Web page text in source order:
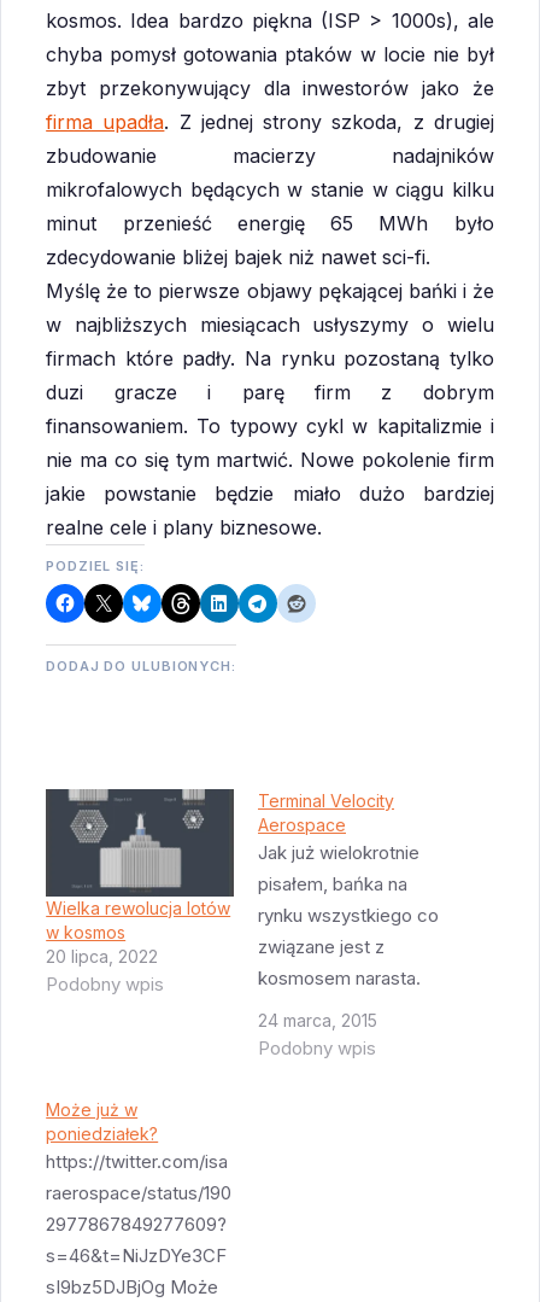
kosmos. Idea bardzo piękna (ISP > 1000s), ale
chyba pomysł gotowania ptaków w locie nie był
zbyt przekonywujący dla inwestorów jako że
firma upadła. Z jednej strony szkoda, z drugiej
zbudowanie macierzy nadajników
mikrofalowych będących w stanie w ciągu kilku
minut przenieść energię 65 MWh było
zdecydowanie bliżej bajek niż nawet sci-fi.
Myślę że to pierwsze objawy pękającej bańki i że
w najbliższych miesiącach usłyszymy o wielu
firmach które padły. Na rynku pozostaną tylko
duzi gracze i parę firm z dobrym
finansowaniem. To typowy cykl w kapitalizmie i
nie ma co się tym martwić. Nowe pokolenie firm
jakie powstanie będzie miało dużo bardziej
realne cele i plany biznesowe.
PODZIEL SIĘ:
DODAJ DO ULUBIONYCH:
Wielka rewolucja lotów
w kosmos
20 lipca, 2022
Podobny wpis
Terminal Velocity
Aerospace
Jak już wielokrotnie
pisałem, bańka na
rynku wszystkiego co
związane jest z
kosmosem narasta.
Następną firmą, która
postanowiła zarobić
24 marca, 2015
Podobny wpis
Może już w
poniedziałek?
https://twitter.com/isa
raerospace/status/190
2977867849277609?
s=46&t=NiJzDYe3CF
sI9bz5DJBjOg Może